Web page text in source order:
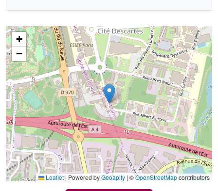
+
−
Leaflet | Powered byGeoapify | ©OpenStreetMapcontributors